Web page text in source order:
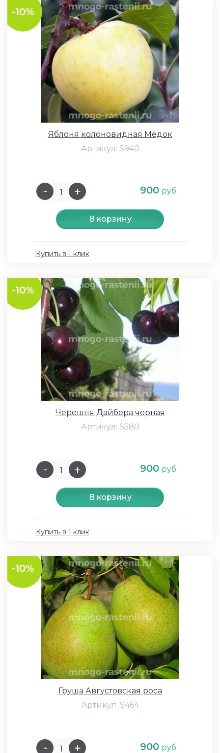
-10%
Яблоня колоновидная Медок
Артикул: S940
900 руб.
В корзину
Купить в 1 клик
-10%
Черешня Дайбера черная
Артикул: S580
900 руб.
В корзину
Купить в 1 клик
-10%
Груша Августовская роса
Артикул: S464
900 руб.